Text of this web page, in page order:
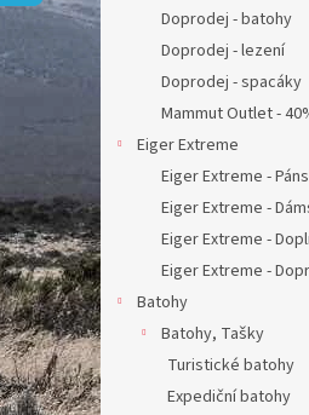
n
Doprodej - batohy
Doprodej - lezení
Doprodej - spacáky
Mammut Outlet -
Eiger Extreme
Eiger Extreme -
Eiger Extreme -
Eiger Extreme -
Eiger Extreme -
Batohy
Batohy, Tašky
Turistické batohy
Expediční batohy